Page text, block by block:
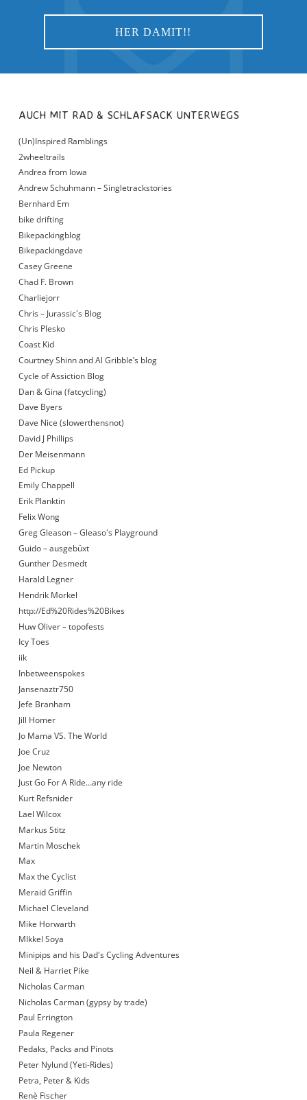
AUCH MIT RAD & SCHLAFSACK UNTERWEGS
(Un)Inspired Ramblings
2wheeltrails
Andrea from Iowa
Andrew Schuhmann – Singletrackstories
Bernhard Em
bike drifting
Bikepackingblog
Bikepackingdave
Casey Greene
Chad F. Brown
Charliejorr
Chris – Jurassic´s Blog
Chris Plesko
Coast Kid
Courtney Shinn and Al Gribble’s blog
Cycle of Assiction Blog
Dan & Gina (fatcycling)
Dave Byers
Dave Nice (slowerthensnot)
David J Phillips
Der Meisenmann
Ed Pickup
Emily Chappell
Erik Planktin
Felix Wong
Greg Gleason – Gleaso's Playground
Guido – ausgebüxt
Gunther Desmedt
Harald Legner
Hendrik Morkel
http://Ed%20Rides%20Bikes
Huw Oliver – topofests
Icy Toes
iik
Inbetweenspokes
Jansenaztr750
Jefe Branham
Jill Homer
Jo Mama VS. The World
Joe Cruz
Joe Newton
Just Go For A Ride…any ride
Kurt Refsnider
Lael Wilcox
Markus Stitz
Martin Moschek
Max
Max the Cyclist
Meraid Griffin
Michael Cleveland
Mike Horwarth
MIkkel Soya
Minipips and his Dad's Cycling Adventures
Neil & Harriet Pike
Nicholas Carman
Nicholas Carman (gypsy by trade)
Paul Errington
Paula Regener
Pedaks, Packs and Pinots
Peter Nylund (Yeti-Rides)
Petra, Peter & Kids
Renè Fischer